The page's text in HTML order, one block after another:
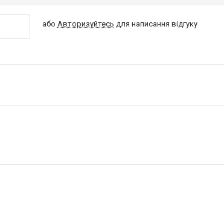
або Авторизуйтесь для написання відгуку